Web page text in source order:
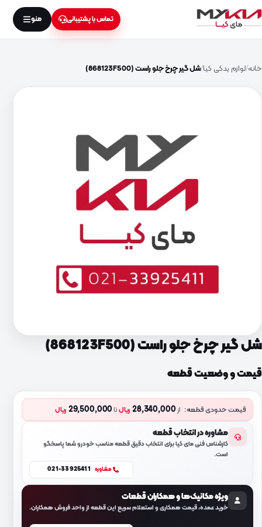
تماس با پشتیبانی منو
خانه لوازم یدکی کیا شل گیر چرخ جلو راست (868123F500)
شل گیر چرخ جلو راست (868123F500)
قیمت و وضعیت قطعه
قیمت حدودی قطعه: از28,340,000 ریالتا29,500,000 ریال
مشاوره در انتخاب قطعه
کارشناس فنی مای کیا برای انتخاب دقیق قطعه مناسب خودرو شما پاسخگو
است.
مشاوره 021-33925411
ویژه مکانیک‌ها و همکاران قطعات
خرید عمده، قیمت همکاری و استعلام سریع این قطعه از واحد فروش همکاران.